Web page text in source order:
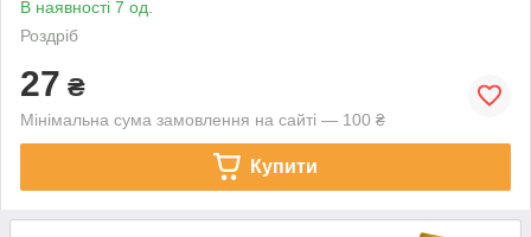
В наявності 7 од.
Роздріб
27 ₴
Мінімальна сума замовлення на сайті — 100 ₴
Купити